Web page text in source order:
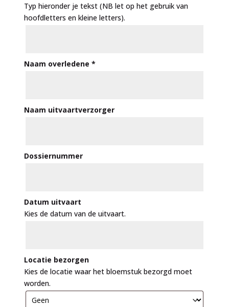
Typ hieronder je tekst (NB let op het gebruik van
hoofdletters en kleine letters).
Naam overledene *
Naam uitvaartverzorger
Dossiernummer
Datum uitvaart
Kies de datum van de uitvaart.
Locatie bezorgen
Kies de locatie waar het bloemstuk bezorgd moet
worden.